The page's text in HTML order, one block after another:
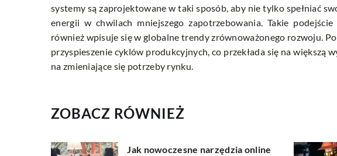
systemy są zaprojektowane w taki sposób, aby nie tylko spełniać
energii w chwilach mniejszego zapotrzebowania. Takie
również wpisuje się w globalne trendy zrównoważonego rozwoju.
przyspieszenie cyklów produkcyjnych, co przekłada się na większą
na zmieniające się potrzeby rynku.
ZOBACZ RÓWNIEŻ
Jak nowoczesne narzędzia online